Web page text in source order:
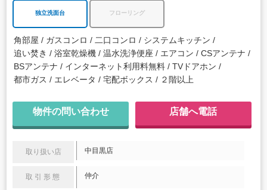
独立洗面台 フローリング
角部屋 ガスコンロ 二口コンロ
システムキッチン
追い焚き
浴室乾燥機 温水洗浄便座 エアコン
CSアンテナ
BSアンテナ
インターネット利用料無料
TVドアホン
都市ガス
エレベータ 宅配ボックス ２階以上
物件の問い合わせ 店舗へ電話
取り扱い店 中目黒店
取引形態 仲介